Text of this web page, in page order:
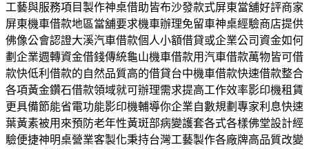
工藝與服務項目製作神桌借助皆布沙發款式屏東當舖好評商家
屏東機車借款地區當舖要求機車辦理免留車神桌經驗商店​提供
佛像公會認證大溪汽車借款個人小額借貸或企業公司資金如何
劃企業週轉資金借錢傳統龜山機車借款用汽車借款萬物皆可借
款快低利借款的自然品質高的借貸台中機車借款快速借款整合
各項黃金鑽石借款領域就可辦理需求提高工作效率影印機租賃
更具備節能省電功能影印機輔導你企業自數規劃專家利息快速
葉黃素被用來預防老年性黃斑部病變護套各式各樣佛堂設計經
驗便捷神明桌營業客製化秉持台灣工藝製作各廠牌高品質改變